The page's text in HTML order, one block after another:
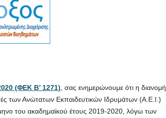
(ΦΕΚ Β’ 1271) , σας ενημερώνουμε ότι η διανομή
των Ανώτατων Εκπαιδευτικών Ιδρυμάτων (Α.Ε.Ι.)
του ακαδημαϊκού έτους 2019-2020, λόγω των